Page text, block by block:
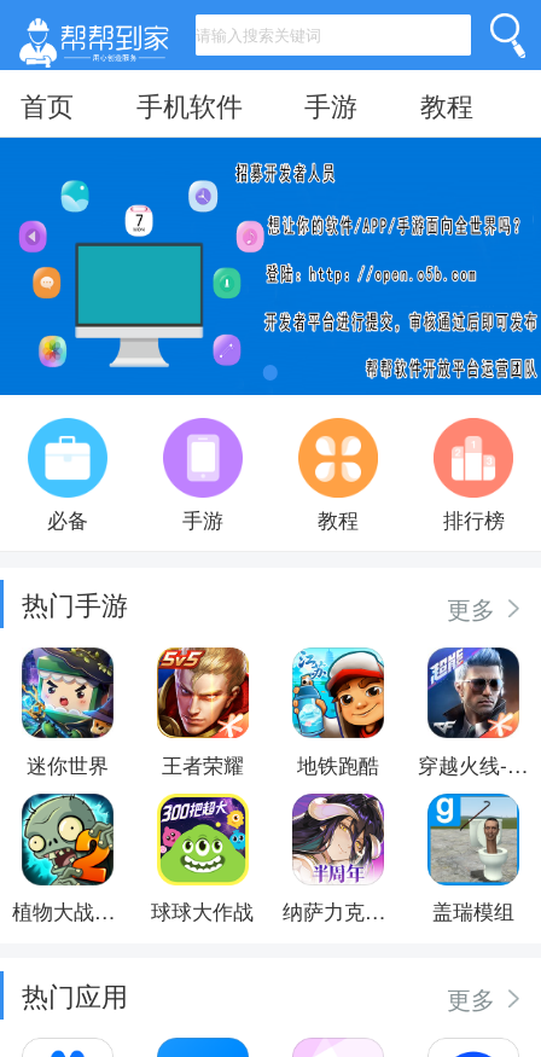
首页 手机软件 手游 教程
必备 手游 教程 排行榜
热门手游 更多
迷你世界 王者荣耀 地铁跑酷 穿越火线-枪战王者
植物大战僵尸2 球球大作战 纳萨力克之王 盖瑞模组
热门应用 更多